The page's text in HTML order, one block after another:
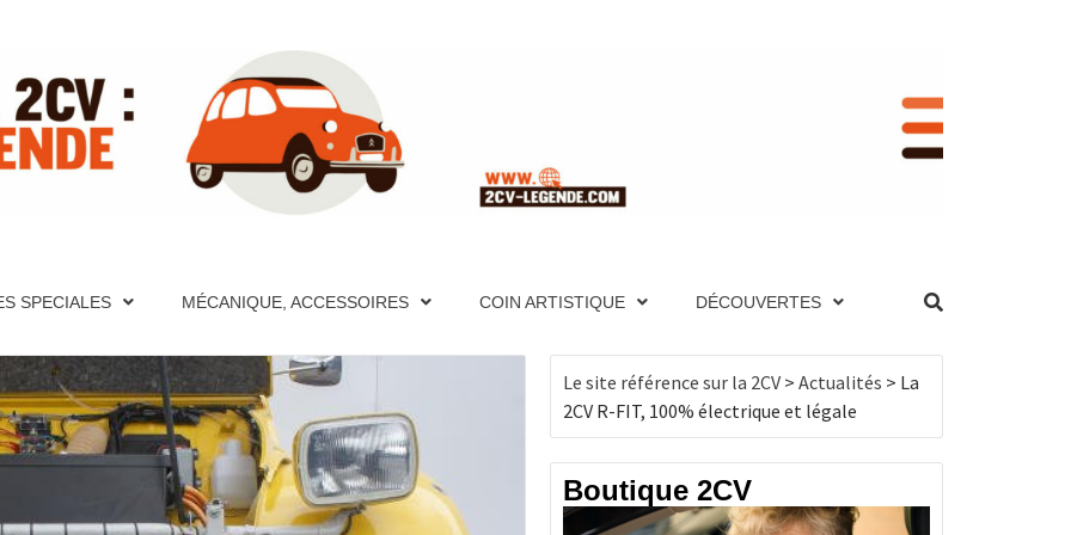
RÉFÉRENCE
LA 2CV
PHOTOS, AIDE MÉCANIQUE ET PAGES TECHNIQUES, MOTEUR, TRANSMISSION, ÉLECTRICITÉ,
DÉTAILLÉES DE TOUTES LES 2CV PAR ANNÉE, BOUTIQUE DE PRODUITS DÉRIVÉS…
SPECIALES MÉCANIQUE, ACCESSOIRES COIN ARTISTIQUE DÉCOUVERTES
Le site référence sur la 2CV > Actualités > La
2CV R-FIT, 100% électrique et légale
Boutique 2CV